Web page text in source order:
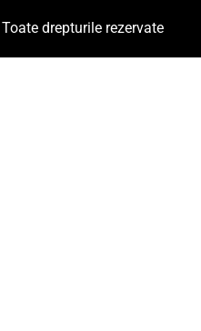
drepturile rezervate